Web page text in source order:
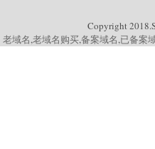
Copyright
老域名,老域名购买,备案域名,已备案